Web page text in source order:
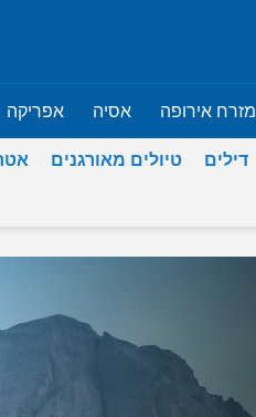
מזרח אירופה אסיה אפריקה
דילים טיולים מאורגנים